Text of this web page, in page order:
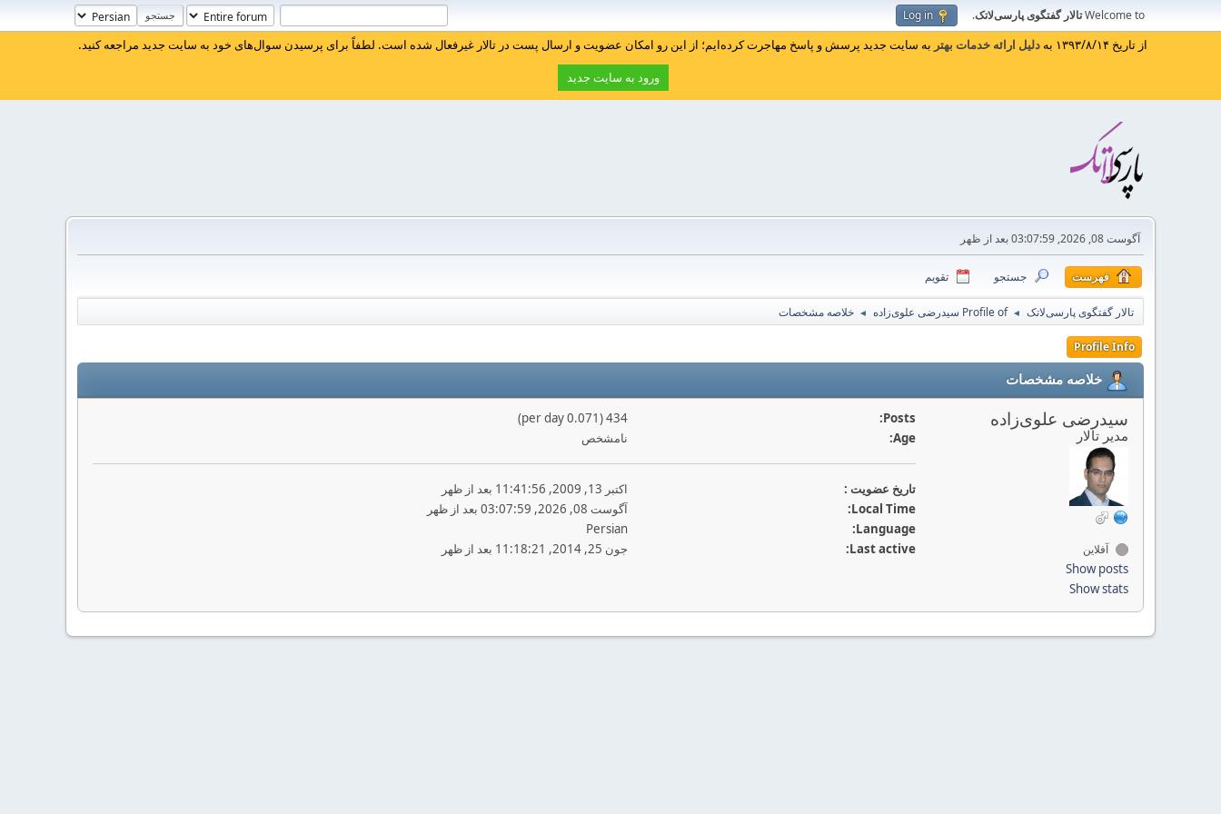
Welcome toتالار گفتگوی پارسی‌لاتک.
Log in
از تاریخ ۱۳۹۳/۸/۱۴ به دلیل ارائه خدمات بهتر به سایت جدید پرسش و پاسخ مهاجرت کرده‌ایم؛ از این رو امکان عضویت و ارسال پست در تالار غیرفعال شده است. لطفاً برای پرسیدن سوال‌های خود به سایت جدید مراجعه کنید.
ورود به سایت جدید
آگوست 08, 2026, 03:07:59 بعد از ظهر
فهرست جستجو تقویم
تالار گفتگوی پارسی‌لاتک ◄ Profile of سیدرضی علوی‌زاده ◄ خلاصه مشخصات
Profile Info
خلاصه مشخصات
سیدرضی علوی‌زاده
مدیر تالار
آفلاین
Show posts
Show stats
Posts:
434 (0.071 per day)
Age:
نامشخص
تاريخ عضويت :
اکتبر 13, 2009, 11:41:56 بعد از ظهر
Local Time:
آگوست 08, 2026, 03:07:59 بعد از ظهر
Language:
Persian
Last active:
جون 25, 2014, 11:18:21 بعد از ظهر